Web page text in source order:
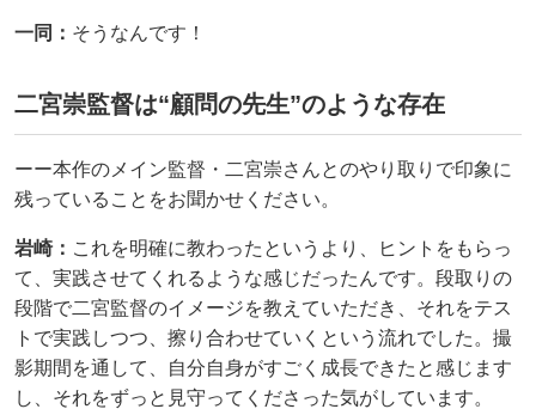
一同： そうなんです！
二宮崇監督は“顧問の先生”のような存在
ーー本作のメイン監督・二宮崇さんとのやり取りで印象に
残っていることをお聞かせください。
岩崎： これを明確に教わったというより、ヒントをもらっ
て、実践させてくれるような感じだったんです。段取りの
段階で二宮監督のイメージを教えていただき、それをテス
トで実践しつつ、擦り合わせていくという流れでした。撮
影期間を通して、自分自身がすごく成長できたと感じます
し、それをずっと見守ってくださった気がしています。